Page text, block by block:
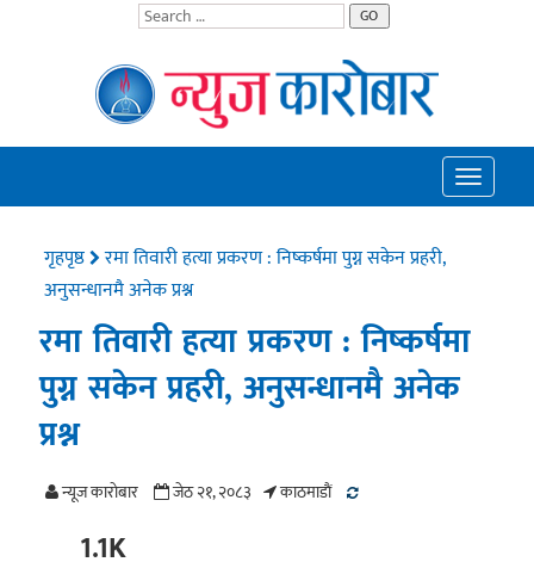
GO
Toggle
गृहपृष्ठ
रमा तिवारी हत्या प्रकरण : निष्कर्षमा पुग्न सकेन प्रहरी,
अनुसन्धानमै अनेक प्रश्न
रमा तिवारी हत्या प्रकरण : निष्कर्षमा
पुग्न सकेन प्रहरी, अनुसन्धानमै अनेक
प्रश्न
न्यूज काराेबार जेठ २१, २०८३ काठमाडाैं
1.1K